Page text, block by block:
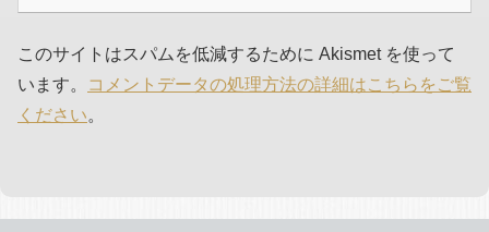
このサイトはスパムを低減するために Akismet を使って
います。
コメントデータの処理方法の詳細はこちらをご覧
ください。